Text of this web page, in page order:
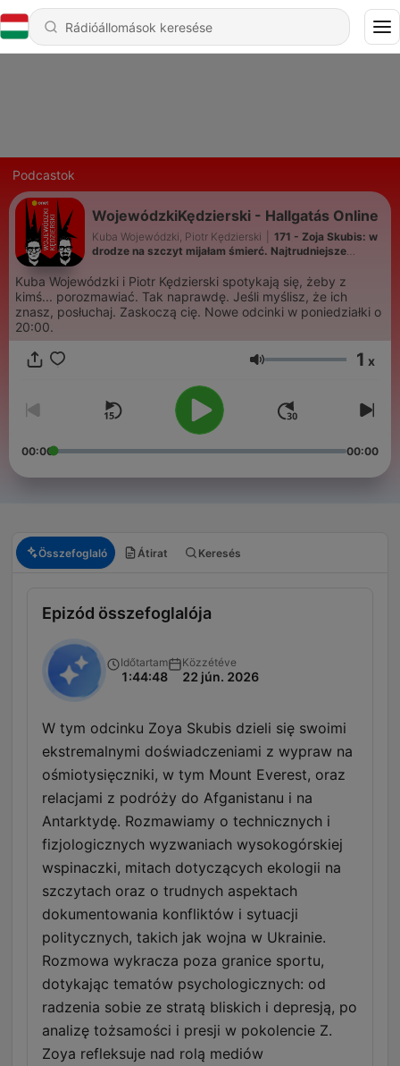
Podcastok
WojewódzkiKędzierski - Hallgatás Online
Kuba Wojewódzki, Piotr Kędzierski
171 - Zoja Skubis: w
drodze na szczyt mijałam śmierć. Najtrudniejsze
Kuba Wojewódzki i Piotr Kędzierski spotykają się, żeby z
kimś... porozmawiać. Tak naprawdę. Jeśli myślisz, że ich
znasz, posłuchaj. Zaskoczą cię. Nowe odcinki w poniedziałki o
20:00.
Hangerő 1 x
00:00 00:00
Összefoglaló Átirat Keresés
Epizód összefoglalója
Időtartam
1:44:48
Közzétéve
22 jún. 2026
W tym odcinku Zoya Skubis dzieli się swoimi
ekstremalnymi doświadczeniami z wypraw na
ośmiotysięczniki, w tym Mount Everest, oraz
relacjami z podróży do Afganistanu i na
Antarktydę. Rozmawiamy o technicznych i
fizjologicznych wyzwaniach wysokogórskiej
wspinaczki, mitach dotyczących ekologii na
szczytach oraz o trudnych aspektach
dokumentowania konfliktów i sytuacji
politycznych, takich jak wojna w Ukrainie.
Rozmowa wykracza poza granice sportu,
dotykając tematów psychologicznych: od
radzenia sobie ze stratą bliskich i depresją, po
analizę tożsamości i presji w pokolencie Z.
Zoya refleksuje nad rolą mediów